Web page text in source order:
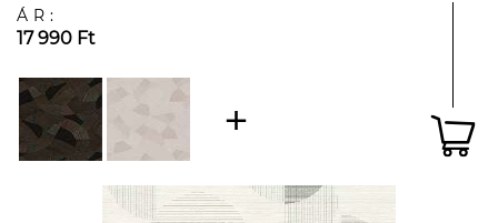
ÁR:
17 990 Ft